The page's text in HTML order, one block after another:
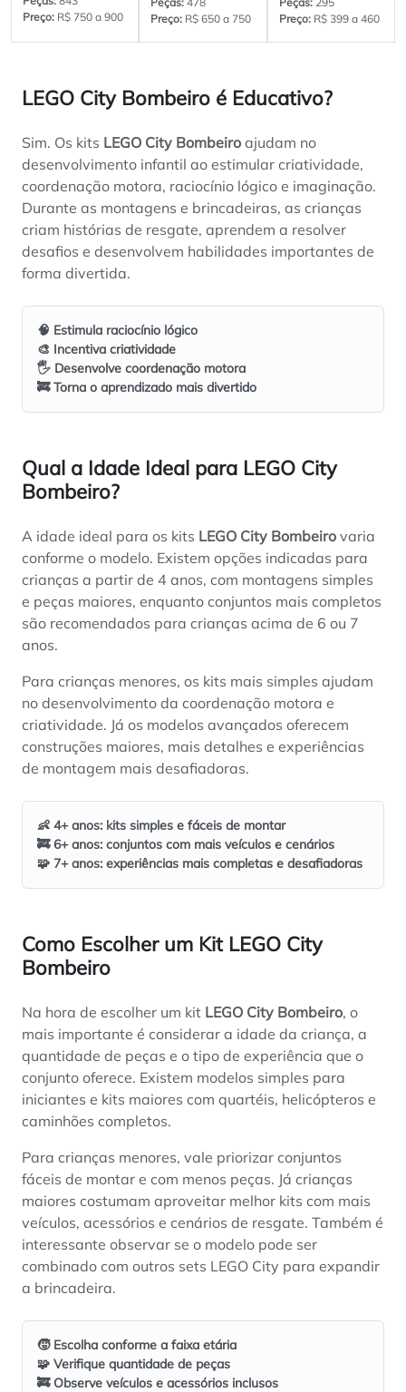
Preço: R$ 750 a 900
Preço: R$ 650 a 750
Preço:R$ 399 a 460
LEGO City Bombeiro é Educativo?
Sim. Os kits LEGO City Bombeiro ajudam no
desenvolvimento infantil ao estimular criatividade,
coordenação motora, raciocínio lógico e imaginação.
Durante as montagens e brincadeiras, as crianças
criam histórias de resgate, aprendem a resolver
desafios e desenvolvem habilidades importantes de
forma divertida.
🧠 Estimula raciocínio lógico
🎨 Incentiva criatividade
🖐️ Desenvolve coordenação motora
🚒 Torna o aprendizado mais divertido
Qual a Idade Ideal para LEGO City
Bombeiro?
A idade ideal para os kits LEGO City Bombeiro varia
conforme o modelo. Existem opções indicadas para
crianças a partir de 4 anos, com montagens simples
e peças maiores, enquanto conjuntos mais completos
são recomendados para crianças acima de 6 ou 7
anos.
Para crianças menores, os kits mais simples ajudam
no desenvolvimento da coordenação motora e
criatividade. Já os modelos avançados oferecem
construções maiores, mais detalhes e experiências
de montagem mais desafiadoras.
👶 4+ anos: kits simples e fáceis de montar
🚒 6+ anos: conjuntos com mais veículos e cenários
🧩 7+ anos: experiências mais completas e desafiadoras
Como Escolher um Kit LEGO City
Bombeiro
Na hora de escolher um kit LEGO City Bombeiro, o
mais importante é considerar a idade da criança, a
quantidade de peças e o tipo de experiência que o
conjunto oferece. Existem modelos simples para
iniciantes e kits maiores com quartéis, helicópteros e
caminhões completos.
Para crianças menores, vale priorizar conjuntos
fáceis de montar e com menos peças. Já crianças
maiores costumam aproveitar melhor kits com mais
veículos, acessórios e cenários de resgate. Também é
interessante observar se o modelo pode ser
combinado com outros sets LEGO City para expandir
a brincadeira.
🧒 Escolha conforme a faixa etária
🧩 Verifique quantidade de peças
🚒 Observe veículos e acessórios inclusos